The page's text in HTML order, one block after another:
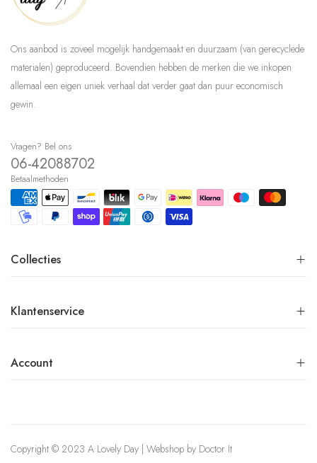
Ons aanbod is zoveel mogelijk handgemaakt en duurzaam (van gerecyclede
materialen) geproduceerd. Bovendien hebben de merken die we inkopen
allemaal een eigen uniek verhaal dat verder gaat dan puur economisch
gewin.
Vragen? Bel ons
06-42088702
Betaalmethoden
Collecties
Klantenservice
Account
Copyright © 2023 A Lovely Day | Webshop by Doctor It